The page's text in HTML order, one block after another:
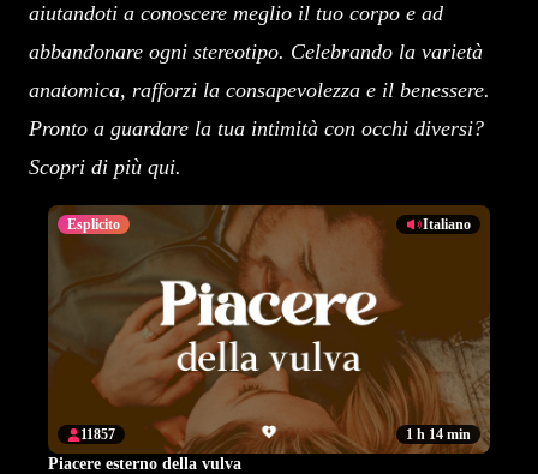
aiutandoti a conoscere meglio il tuo corpo e ad
abbandonare ogni stereotipo. Celebrando la varietà
anatomica, rafforzi la consapevolezza e il benessere.
Pronto a guardare la tua intimità con occhi diversi?
Scopri di più qui.
Esplicito Italiano
1 h 14 min
11857
Piacere esterno della vulva